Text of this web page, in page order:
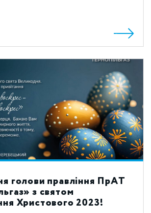
голови правління ПрАТ
з святом
Христового 2023!